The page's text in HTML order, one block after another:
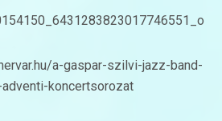
a-gaspar-szilvi-jazz-band-
koncertsorozat